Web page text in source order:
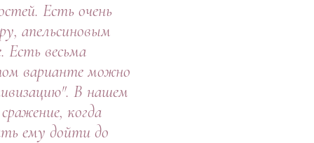
Есть очень
апельсиновым
Есть весьма
варианте можно
В нашем
когда
ему дойти до